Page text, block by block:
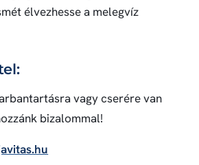
élvezhesse a melegvíz
vagy cserére van
bizalommal!